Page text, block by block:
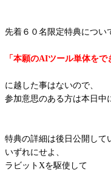
先着６０名限定特典につい
「本願のAIツール単体を
に越した事はないので、
参加意思のある方は本日中
特典の詳細は後日公開して
いずれにせよ、
ラビットXを駆使して